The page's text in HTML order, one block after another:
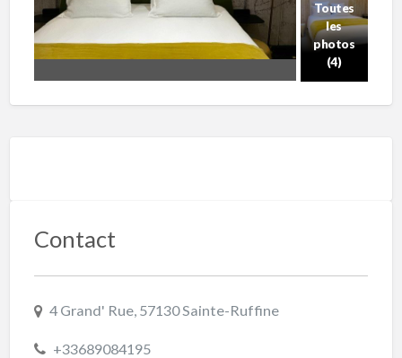
Toutes
les
photos
(4)
Contact
4 Grand' Rue, 57130 Sainte-Ruffine
+33689084195